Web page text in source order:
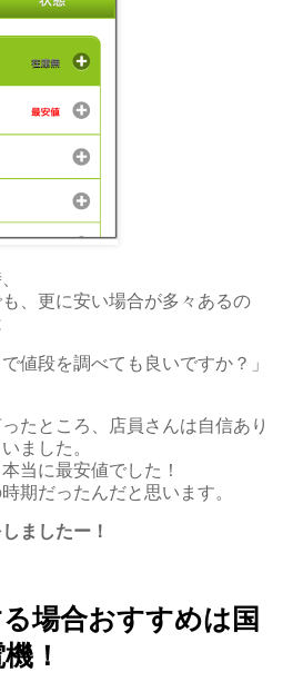
、更に安い場合が多々あるの
値段を調べても良いですか？」
たところ、店員さんは自信あり
ました。
当に最安値でした！
期だったんだと思います。
ましたー！
場合おすすめは国
！